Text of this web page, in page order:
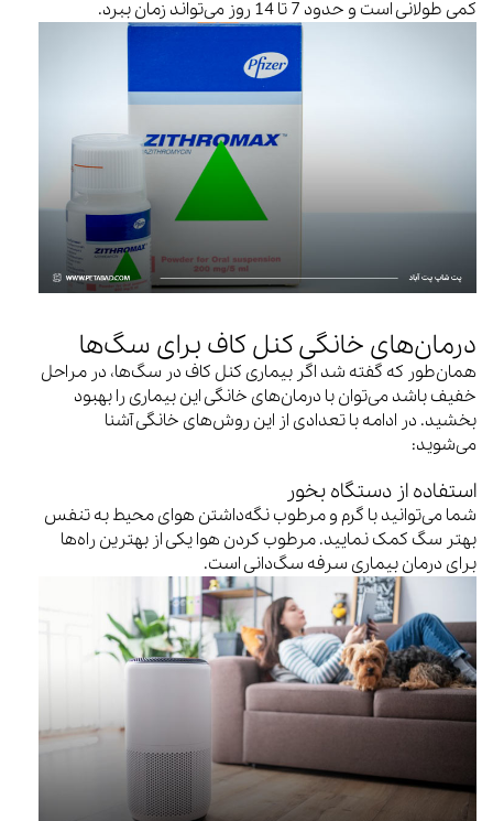
کمی طولانی است و حدود 7 تا 14 روز می‌تواند زمان ببرد.
درمان‌های خانگی کنل کاف برای سگ‌ها
همان‌طور که گفته شد اگر بیماری کنل کاف در سگ‌ها، در مراحل
خفیف باشد می‌توان با درمان‌های خانگی این بیماری را بهبود
بخشید. در ادامه با تعدادی از این روش‌های خانگی آشنا
می‌شوید:
استفاده از دستگاه بخور
شما می‌توانید با گرم و مرطوب نگه‌داشتن هوای محیط به تنفس
بهتر سگ کمک نمایید. مرطوب کردن هوا یکی از بهترین راه‌ها
برای درمان بیماری سرفه سگ‌دانی است.